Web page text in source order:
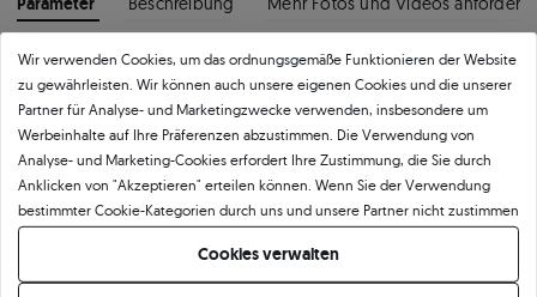
Produktkategorie
Ohrringe aus Weißgold
Ohrringe Share Your Love
Produktparameter:
Information
Wir verwenden Cookies, um das ordnungsgemäße Funktionieren der Website
zu gewährleisten. Wir können auch unsere eigenen Cookies und die unserer
Partner für Analyse- und Marketingzwecke verwenden, insbesondere um
Werbeinhalte auf Ihre Präferenzen abzustimmen. Die Verwendung von
Analyse- und Marketing-Cookies erfordert Ihre Zustimmung, die Sie durch
Anklicken von "Akzeptieren" erteilen können. Wenn Sie der Verwendung
bestimmter Cookie-Kategorien durch uns und unsere Partner nicht zustimmen
möchten, klicken Sie auf "Lassen Sie mich wählen" und bestimmen Sie Ihre
Präferenzen. Sie können Ihre Zustimmung jederzeit widerrufen, indem Sie
Ihre Cookie-Einstellungen ändern.
Cookies verwalten